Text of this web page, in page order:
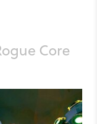
Core